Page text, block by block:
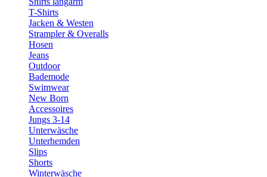
T-Shirts
Jacken & Westen
Strampler & Overalls
Hosen
Jeans
Outdoor
Bademode
Swimwear
New Born
Accessoires
Jungs 3-14
Unterwäsche
Unterhemden
Slips
Shorts
Winterwäsche